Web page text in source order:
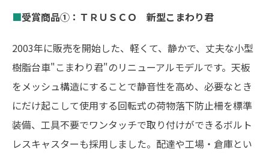
■受賞商品①：ＴＲＵＳＣＯ 新型こまわり君
2003年に販売を開始した、軽くて、静かで、丈夫な小型
樹脂台車"こまわり君"のリニューアルモデルです。天板
をメッシュ構造にすることで静音性を高め、必要なとき
にだけ起こして使用する回転式の荷物落下防止柵を標準
装備、工具不要でワンタッチで取り付けができるボルト
レスキャスターも採用しました。配達や工場・倉庫とい